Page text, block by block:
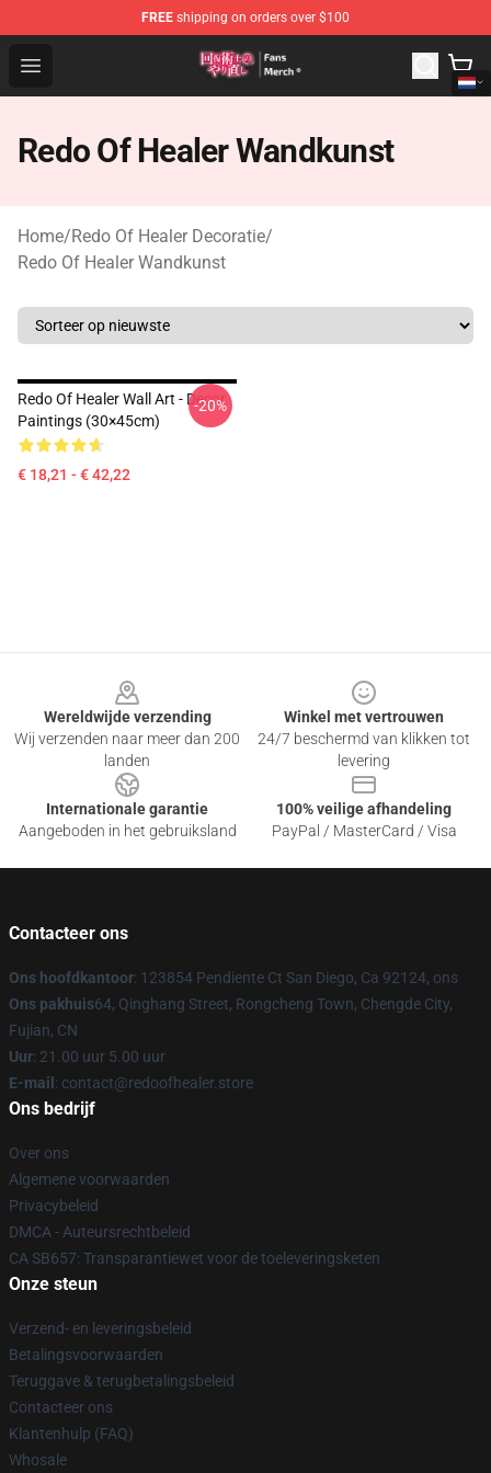
FREE shipping on orders over $100
Open menu
Redo Of Healer Store - Official Redo Of Healer
Redo Of Healer Wandkunst
Home/Redo Of Healer Decoratie/
Redo Of Healer Wandkunst
Redo Of Healer Wall Art - Decor
Paintings (30×45cm)
€ 18,21 - € 42,22
-20%
Wereldwijde verzending
Wij verzenden naar meer dan 200
landen
Winkel met vertrouwen
24/7 beschermd van klikken tot
levering
Internationale garantie
Aangeboden in het gebruiksland
100% veilige afhandeling
PayPal / MasterCard / Visa
Contacteer ons
Ons hoofdkantoor: 123854 Pendiente Ct San Diego, Ca 92124, ons
Ons pakhuis64, Qinghang Street, Rongcheng Town, Chengde City,
Fujian, CN
Uur: 21.00 uur 5.00 uur
E-mail : contact@redoofhealer.store
Ons bedrijf
Over ons
Algemene voorwaarden
Privacybeleid
DMCA - Auteursrechtbeleid
CA SB657: Transparantiewet voor de toeleveringsketen
Onze steun
Verzend- en leveringsbeleid
Betalingsvoorwaarden
Teruggave & terugbetalingsbeleid
Contacteer ons
Klantenhulp (FAQ)
Whosale